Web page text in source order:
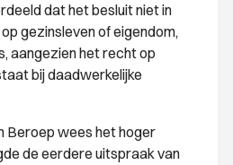
dat het besluit niet in
gezinsleven of eigendom,
aangezien het recht op
bij daadwerkelijke
Beroep wees het hoger
de eerdere uitspraak van